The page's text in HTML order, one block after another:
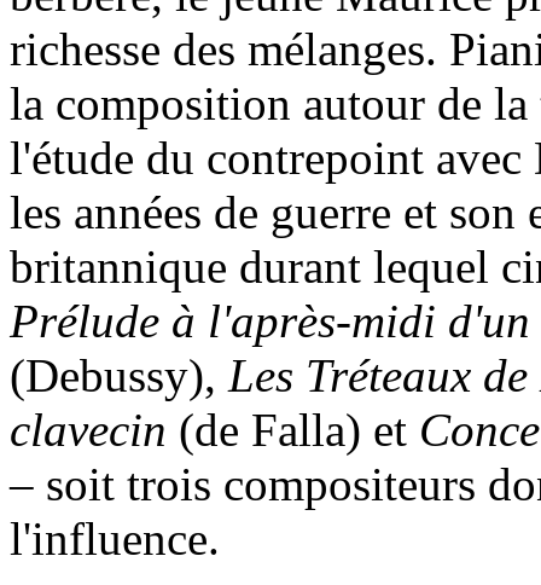
richesse des mélanges.
la composition autour de
l'étude du contrepoint
les années de guerre et son
britannique durant lequel
Prélude à l'après-midi d'un
(Debussy), Les Tréteaux
clavecin (de Falla) et
– soit trois compositeurs
l'influence.